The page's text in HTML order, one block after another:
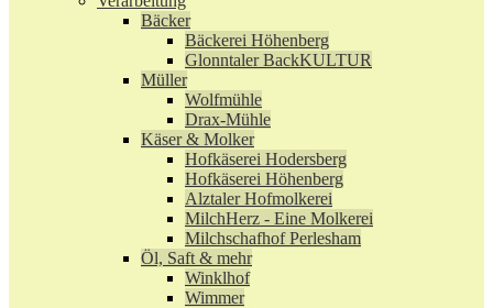
Bäcker
Bäckerei Höhenberg
Glonntaler BackKULTUR
Müller
Wolfmühle
Drax-Mühle
Käser & Molker
Hofkäserei Hodersberg
Hofkäserei Höhenberg
Alztaler Hofmolkerei
MilchHerz - Eine Molkerei
Milchschafhof Perlesham
Öl, Saft & mehr
Winklhof
Wimmer